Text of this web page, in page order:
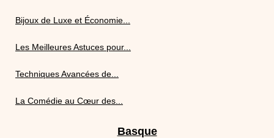
Bijoux de Luxe et Économie...
Les Meilleures Astuces pour...
Techniques Avancées de...
La Comédie au Cœur des...
Basque